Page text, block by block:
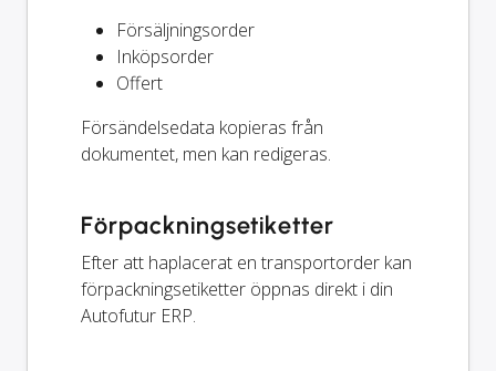
Försäljningsorder
Inköpsorder
Offert
Försändelsedata kopieras från
dokumentet, men kan redigeras.
Förpackningsetiketter
Efter att haplacerat en transportorder kan
förpackningsetiketter öppnas direkt i din
Autofutur ERP.